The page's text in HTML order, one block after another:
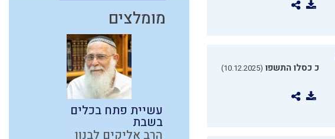
כ כסלו התשפו (10.12.2025)
מומלצים
עשיית פתח בכלים
בשבת
הרב אליקים לבנון